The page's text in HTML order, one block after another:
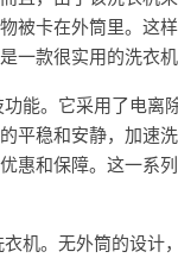
被卡在外筒里。这
一款很实用的洗衣机
能。它采用了电离
平稳和安静，加速
惠和保障。这一系
机。无外筒的设计